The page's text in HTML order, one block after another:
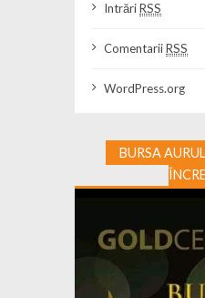
IntrăriRSS
ComentariiRSS
WordPress.org
BURSA